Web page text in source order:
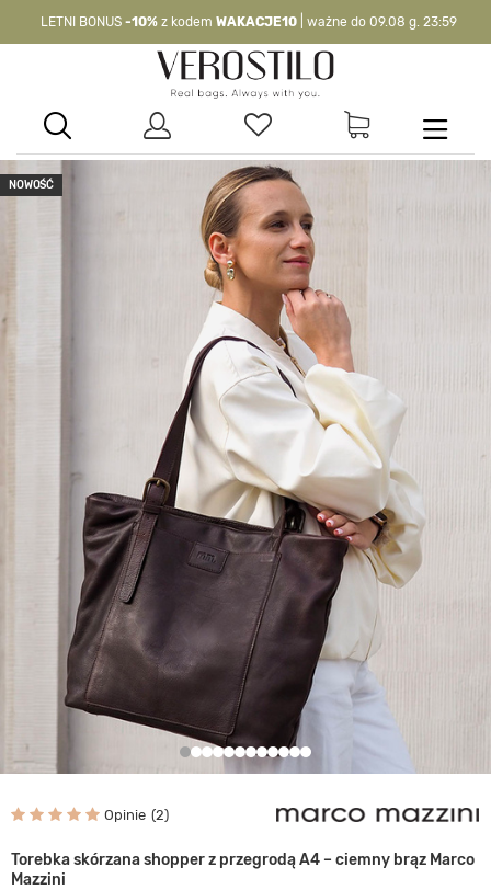
LETNI BONUS -10% z kodem WAKACJE10 | ważne do 09.08 g. 23:59
WAKACJE10| nie dotyczy produktów z flagą OKAZJA >
NOWOŚĆ
Opinie 2
Torebka skórzana shopper z przegrodą A4 – ciemny brąz Marco
Mazzini